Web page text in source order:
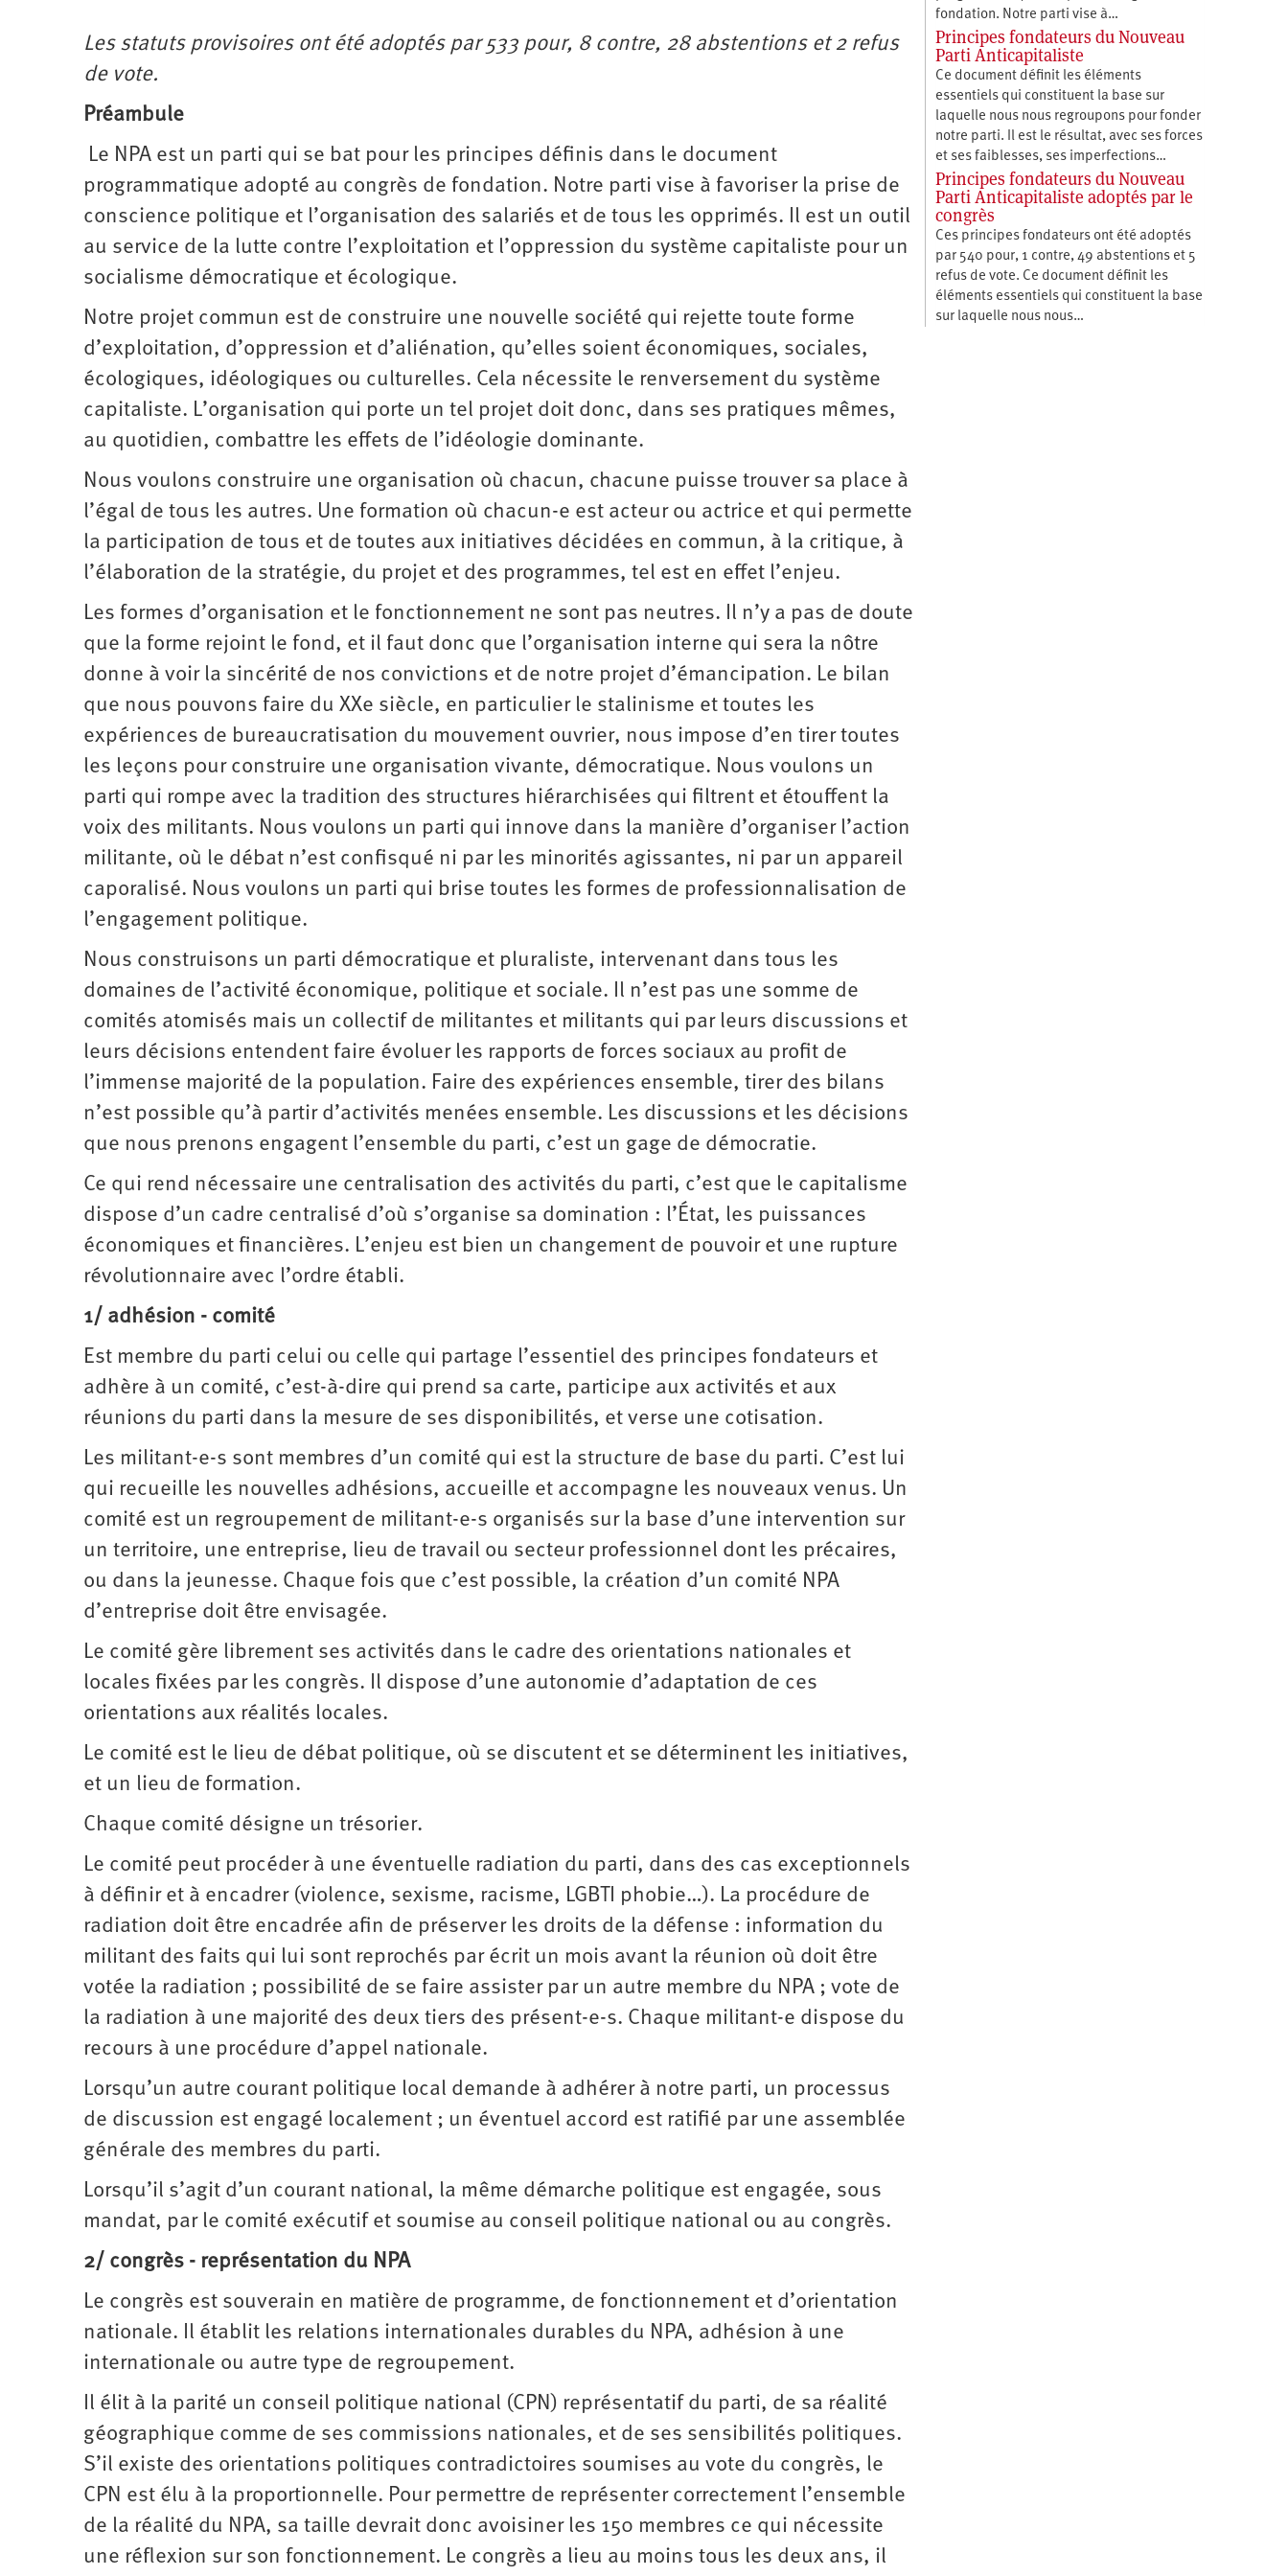
Les statuts provisoires ont été adoptés par 533 pour, 8 contre, 28 abstentions et 2 refus
de vote.
Préambule
Le NPA est un parti qui se bat pour les principes définis dans le document
programmatique adopté au congrès de fondation. Notre parti vise à favoriser la prise de
conscience politique et l’organisation des salariés et de tous les opprimés. Il est un outil
au service de la lutte contre l’exploitation et l’oppression du système capitaliste pour un
socialisme démocratique et écologique.
Notre projet commun est de construire une nouvelle société qui rejette toute forme
d’exploitation, d’oppression et d’aliénation, qu’elles soient économiques, sociales,
écologiques, idéologiques ou culturelles. Cela nécessite le renversement du système
capitaliste. L’organisation qui porte un tel projet doit donc, dans ses pratiques mêmes,
au quotidien, combattre les effets de l’idéologie dominante.
Nous voulons construire une organisation où chacun, chacune puisse trouver sa place à
l’égal de tous les autres. Une formation où chacun-e est acteur ou actrice et qui permette
la participation de tous et de toutes aux initiatives décidées en commun, à la critique, à
l’élaboration de la stratégie, du projet et des programmes, tel est en effet l’enjeu.
Les formes d’organisation et le fonctionnement ne sont pas neutres. Il n’y a pas de doute
que la forme rejoint le fond, et il faut donc que l’organisation interne qui sera la nôtre
donne à voir la sincérité de nos convictions et de notre projet d’émancipation. Le bilan
que nous pouvons faire du XXe siècle, en particulier le stalinisme et toutes les
expériences de bureaucratisation du mouvement ouvrier, nous impose d’en tirer toutes
les leçons pour construire une organisation vivante, démocratique. Nous voulons un
parti qui rompe avec la tradition des structures hiérarchisées qui filtrent et étouffent la
voix des militants. Nous voulons un parti qui innove dans la manière d’organiser l’action
militante, où le débat n’est confisqué ni par les minorités agissantes, ni par un appareil
caporalisé. Nous voulons un parti qui brise toutes les formes de professionnalisation de
l’engagement politique.
Nous construisons un parti démocratique et pluraliste, intervenant dans tous les
domaines de l’activité économique, politique et sociale. Il n’est pas une somme de
comités atomisés mais un collectif de militantes et militants qui par leurs discussions et
leurs décisions entendent faire évoluer les rapports de forces sociaux au profit de
l’immense majorité de la population. Faire des expériences ensemble, tirer des bilans
n’est possible qu’à partir d’activités menées ensemble. Les discussions et les décisions
que nous prenons engagent l’ensemble du parti, c’est un gage de démocratie.
Ce qui rend nécessaire une centralisation des activités du parti, c’est que le capitalisme
dispose d’un cadre centralisé d’où s’organise sa domination : l’État, les puissances
économiques et financières. L’enjeu est bien un changement de pouvoir et une rupture
révolutionnaire avec l’ordre établi.
1/ adhésion - comité
Est membre du parti celui ou celle qui partage l’essentiel des principes fondateurs et
adhère à un comité, c’est-à-dire qui prend sa carte, participe aux activités et aux
réunions du parti dans la mesure de ses disponibilités, et verse une cotisation.
Les militant-e-s sont membres d’un comité qui est la structure de base du parti. C’est lui
qui recueille les nouvelles adhésions, accueille et accompagne les nouveaux venus. Un
comité est un regroupement de militant-e-s organisés sur la base d’une intervention sur
un territoire, une entreprise, lieu de travail ou secteur professionnel dont les précaires,
ou dans la jeunesse. Chaque fois que c’est possible, la création d’un comité NPA
d’entreprise doit être envisagée.
Le comité gère librement ses activités dans le cadre des orientations nationales et
locales fixées par les congrès. Il dispose d’une autonomie d’adaptation de ces
orientations aux réalités locales.
Le comité est le lieu de débat politique, où se discutent et se déterminent les initiatives,
et un lieu de formation.
Chaque comité désigne un trésorier.
Le comité peut procéder à une éventuelle radiation du parti, dans des cas exceptionnels
à définir et à encadrer (violence, sexisme, racisme, LGBTI phobie…). La procédure de
radiation doit être encadrée afin de préserver les droits de la défense : information du
militant des faits qui lui sont reprochés par écrit un mois avant la réunion où doit être
votée la radiation ; possibilité de se faire assister par un autre membre du NPA ; vote de
la radiation à une majorité des deux tiers des présent-e-s. Chaque militant-e dispose du
recours à une procédure d’appel nationale.
Lorsqu’un autre courant politique local demande à adhérer à notre parti, un processus
de discussion est engagé localement ; un éventuel accord est ratifié par une assemblée
générale des membres du parti.
Lorsqu’il s’agit d’un courant national, la même démarche politique est engagée, sous
mandat, par le comité exécutif et soumise au conseil politique national ou au congrès.
2/ congrès - représentation du NPA
Le congrès est souverain en matière de programme, de fonctionnement et d’orientation
nationale. Il établit les relations internationales durables du NPA, adhésion à une
internationale ou autre type de regroupement.
Il élit à la parité un conseil politique national (CPN) représentatif du parti, de sa réalité
géographique comme de ses commissions nationales, et de ses sensibilités politiques.
S’il existe des orientations politiques contradictoires soumises au vote du congrès, le
CPN est élu à la proportionnelle. Pour permettre de représenter correctement l’ensemble
de la réalité du NPA, sa taille devrait donc avoisiner les 150 membres ce qui nécessite
une réflexion sur son fonctionnement. Le congrès a lieu au moins tous les deux ans, il
fondation. Notre parti vise à…
Principes fondateurs du Nouveau
Parti Anticapitaliste
Ce document définit les éléments
essentiels qui constituent la base sur
laquelle nous nous regroupons pour fonder
notre parti. Il est le résultat, avec ses forces
et ses faiblesses, ses imperfections…
Principes fondateurs du Nouveau
Parti Anticapitaliste adoptés par le
congrès
Ces principes fondateurs ont été adoptés
par 540 pour, 1 contre, 49 abstentions et 5
refus de vote. Ce document définit les
éléments essentiels qui constituent la base
sur laquelle nous nous…